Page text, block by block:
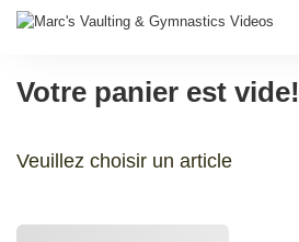
Votre panier est vide!
Veuillez choisir un article